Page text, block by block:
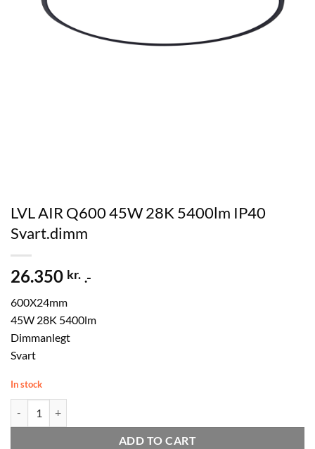
LVL AIR Q600 45W 28K 5400lm IP40
Svart.dimm
26.350 kr. .-
600X24mm
45W 28K 5400lm
Dimmanlegt
Svart
In stock
ADD TO CART